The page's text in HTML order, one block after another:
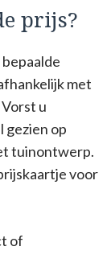
prijs?
met
u
gezien op
tuinontwerp.
voor
of